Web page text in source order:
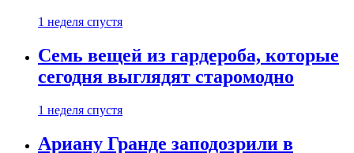
1 неделя спустя
Семь вещей из гардероба, которые
сегодня выглядят старомодно
1 неделя спустя
Ариану Гранде заподозрили в